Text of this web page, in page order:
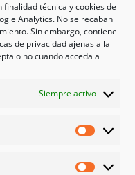
técnica y cookies de
Analytics. No se recaban
Sin embargo, contiene
de privacidad ajenas a la
o no cuando acceda a
Siempre activo